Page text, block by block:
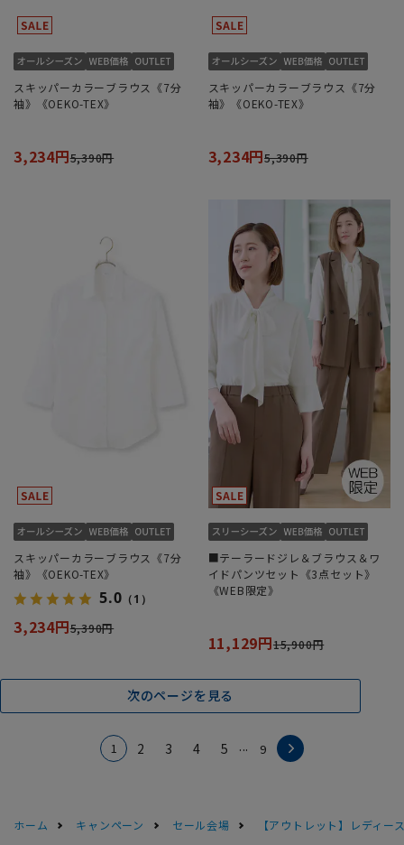
スキッパーカラーブラウス《7分
袖》《OEKO-TEX》
3,234円5,390円
スキッパーカラーブラウス《7分
袖》《OEKO-TEX》
3,234円5,390円
スキッパーカラーブラウス《7分
袖》《OEKO-TEX》
5.0 （1）
3,234円5,390円
■テーラードジレ＆ブラウス＆ワ
イドパンツセット《3点セット》
《WEB限定》
11,129円15,900円
次のページを見る
1 2 3 4 5 ... 9
ホーム キャンペーン セール会場 【アウトレット】レディー